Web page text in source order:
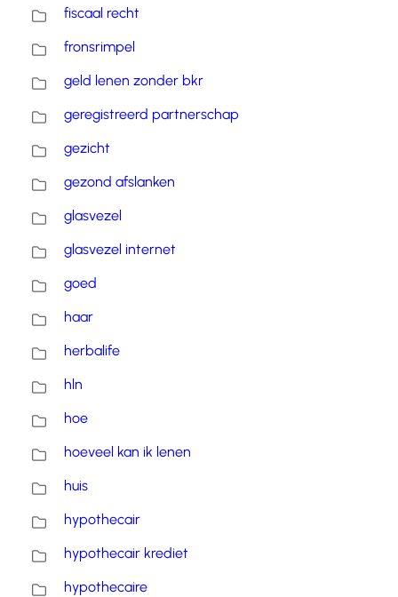
fiscaal recht
fronsrimpel
geld lenen zonder bkr
geregistreerd partnerschap
gezicht
gezond afslanken
glasvezel
glasvezel internet
goed
haar
herbalife
hln
hoe
hoeveel kan ik lenen
huis
hypothecair
hypothecair krediet
hypothecaire